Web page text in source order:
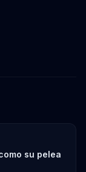
su pelea